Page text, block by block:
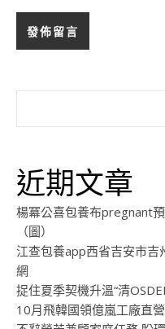
近期文章
楊冪公喜包養布pregnant
（圖）
江查包養app西省吉安市吉
網
捉住夏季契機升溫“清
10月飛韓國領億嵐工廠直